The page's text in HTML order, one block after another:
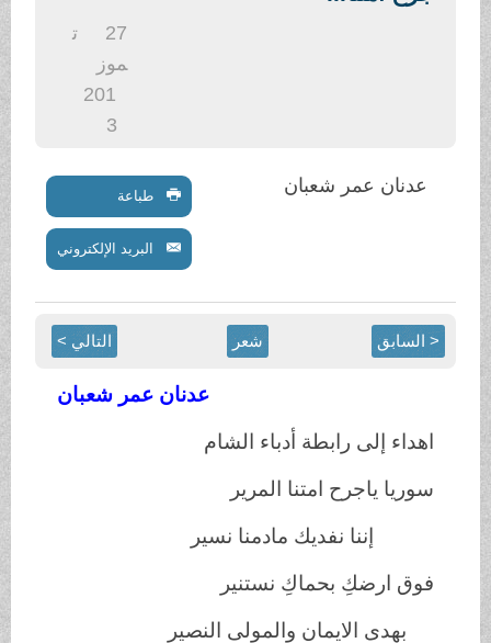
موز
201
عدنان عمر شعبان طباعة
البريد الإلكتروني
< السابق شعر التالي >
عدنان عمر شعبان
اهداء إلى رابطة أدباء الشام
سوريا ياجرح امتنا المرير
إننا نفديك مادمنا نسير
فوق ارضكِ بحماكِ نستنير
بهدى الايمان والمولى النصير